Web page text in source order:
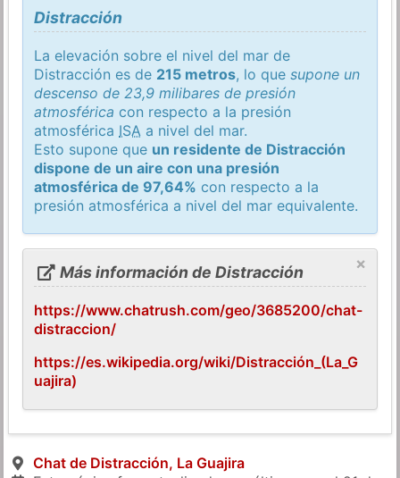
Distracción
La elevación sobre el nivel del mar de
Distracción es de 215 metros, lo quesupone un
descenso de 23,9 milibares de presión
atmosférica con respecto a la presión
atmosférica ISA a nivel del mar.
Esto supone que un residente de Distracción
dispone de un aire con una presión
atmosférica de 97,64% con respecto a la
presión atmosférica a nivel del mar equivalente.
×
Más información de Distracción
https://www.chatrush.com/geo/3685200/chat-
distraccion/
https://es.wikipedia.org/wiki/Distracción_(La_G
uajira)
Chat de Distracción, La Guajira